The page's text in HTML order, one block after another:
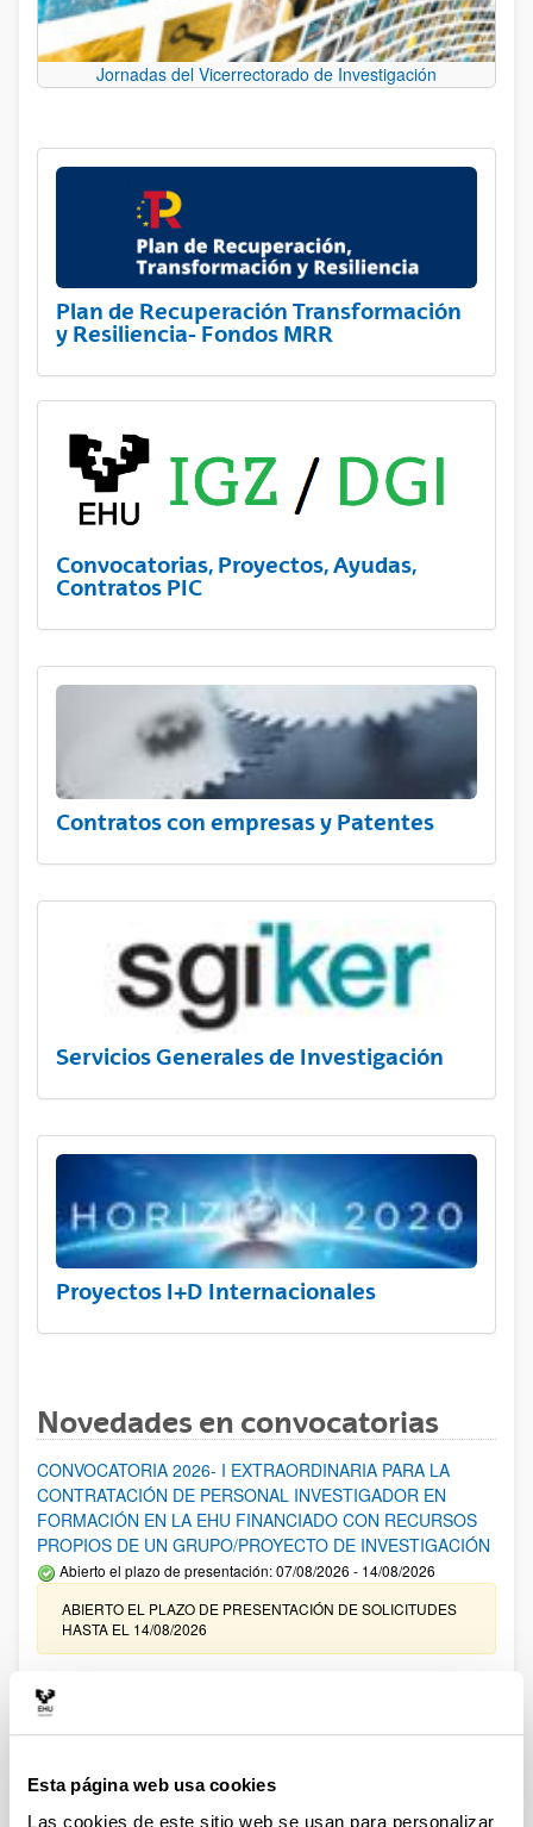
Esta página web usa cookies
Las cookies de este sitio web se usan para personalizar
Jornadas del Vicerrectorado de Investigación
Plan de Recuperación Transformación
y Resiliencia- Fondos MRR
Convocatorias, Proyectos, Ayudas,
Contratos PIC
Contratos con empresas y Patentes
Servicios Generales de Investigación
Proyectos I+D Internacionales
Novedades en convocatorias
CONVOCATORIA 2026- I EXTRAORDINARIA PARA LA
CONTRATACIÓN DE PERSONAL INVESTIGADOR EN
FORMACIÓN EN LA EHU FINANCIADO CON RECURSOS
PROPIOS DE UN GRUPO/PROYECTO DE INVESTIGACIÓN
Abierto el plazo de presentación: 07/08/2026 - 14/08/2026
ABIERTO EL PLAZO DE PRESENTACIÓN DE SOLICITUDES
HASTA EL 14/08/2026
Ayudas para financiación de la adquisición y renovación de
infraestructura científica y fondos bibliográficos en la
UPV/EHU 2026
25/03/2026: Corrección de errores del listado provisional de
solicitudes admitidas y excluidas. 23/03/2026: Relación